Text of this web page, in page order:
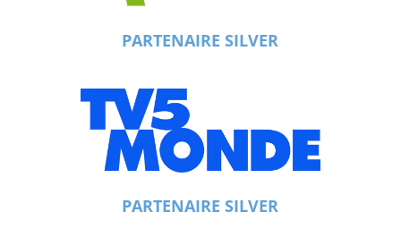
PARTENAIRE SILVER
PARTENAIRE SILVER